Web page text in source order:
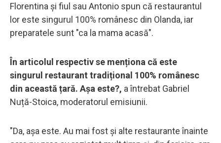
Florentina și fiul sau Antonio spun că restaurantul
lor este singurul 100% românesc din Olanda, iar
preparatele sunt "ca la mama acasă".
În articolul respectiv se menționa că este
singurul restaurant tradițional 100% românesc
din această țară. Așa este?, a întrebat Gabriel
Nuță-Stoica, moderatorul emisiunii.
"Da, așa este. Au mai fost și alte restaurante înainte